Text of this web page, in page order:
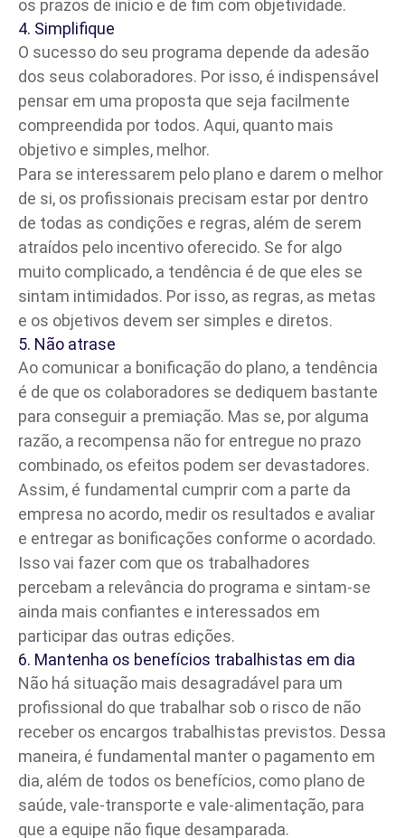
os prazos de início e de fim com objetividade.
4. Simplifique
O sucesso do seu programa depende da adesão
dos seus colaboradores. Por isso, é indispensável
pensar em uma proposta que seja facilmente
compreendida por todos. Aqui, quanto mais
objetivo e simples, melhor.
Para se interessarem pelo plano e darem o melhor
de si, os profissionais precisam estar por dentro
de todas as condições e regras, além de serem
atraídos pelo incentivo oferecido. Se for algo
muito complicado, a tendência é de que eles se
sintam intimidados. Por isso, as regras, as metas
e os objetivos devem ser simples e diretos.
5. Não atrase
Ao comunicar a bonificação do plano, a tendência
é de que os colaboradores se dediquem bastante
para conseguir a premiação. Mas se, por alguma
razão, a recompensa não for entregue no prazo
combinado, os efeitos podem ser devastadores.
Assim, é fundamental cumprir com a parte da
empresa no acordo, medir os resultados e avaliar
e entregar as bonificações conforme o acordado.
Isso vai fazer com que os trabalhadores
percebam a relevância do programa e sintam-se
ainda mais confiantes e interessados em
participar das outras edições.
6. Mantenha os benefícios trabalhistas em dia
Não há situação mais desagradável para um
profissional do que trabalhar sob o risco de não
receber os encargos trabalhistas previstos. Dessa
maneira, é fundamental manter o pagamento em
dia, além de todos os benefícios, como plano de
saúde, vale-transporte e vale-alimentação, para
que a equipe não fique desamparada.